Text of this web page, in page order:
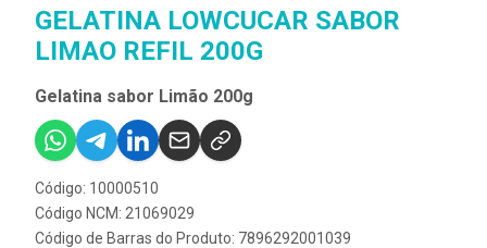
GELATINA LOWCUCAR SABOR
LIMAO REFIL 200G
Gelatina sabor Limão 200g
Código: 10000510
Código NCM: 21069029
Código de Barras do Produto: 7896292001039